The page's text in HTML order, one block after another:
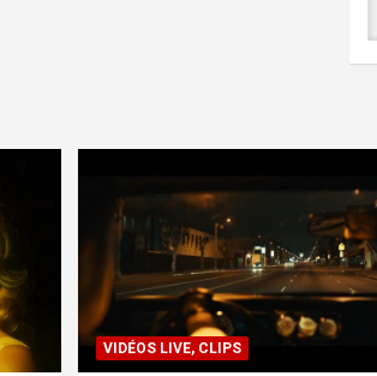
VIDÉOS LIVE, CLIPS